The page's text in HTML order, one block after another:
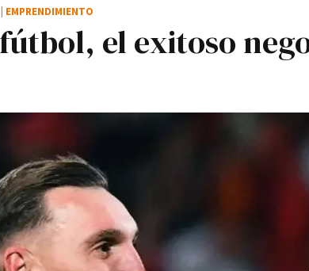
el exitoso
EMPRENDIMIENTO